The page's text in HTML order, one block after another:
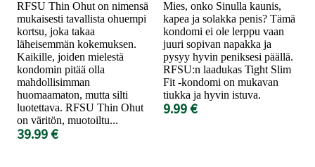
RFSU Thin Ohut on nimensä
mukaisesti tavallista ohuempi
kortsu, joka takaa
läheisemmän kokemuksen.
Kaikille, joiden mielestä
kondomin pitää olla
mahdollisimman
huomaamaton, mutta silti
luotettava. RFSU Thin Ohut
on väritön, muotoiltu...
39.99 €
Mies, onko Sinulla kaunis,
kapea ja solakka penis? Tämä
kondomi ei ole lerppu vaan
juuri sopivan napakka ja
pysyy hyvin peniksesi päällä.
RFSU:n laadukas Tight Slim
Fit -kondomi on mukavan
tiukka ja hyvin istuva.
9.99 €